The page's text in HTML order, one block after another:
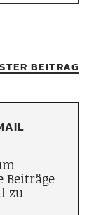
BEITRAG
Beiträge
zu